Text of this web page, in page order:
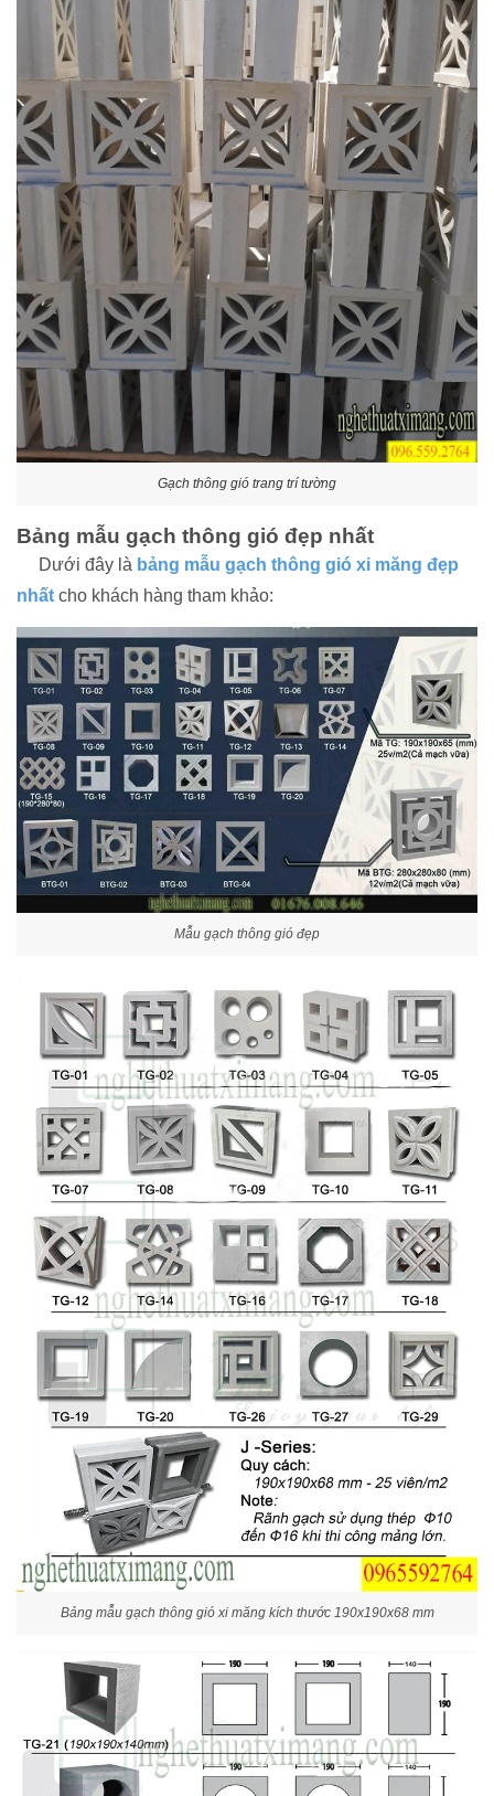
Gạch thông gió trang trí tường
Bảng mẫu gạch thông gió đẹp nhất
Dưới đây là bảng mẫu gạch thông gió xi măng đẹp
nhất cho khách hàng tham khảo:
Mẫu gạch thông gió đẹp
Bảng mẫu gạch thông gió xi măng kích thước 190x190x68 mm